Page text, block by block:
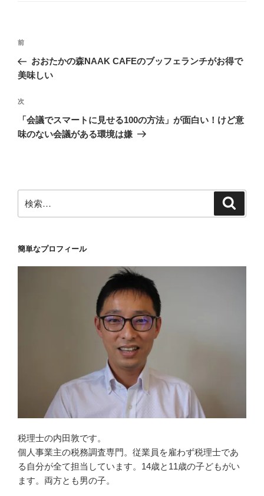
投
ナ
ゲ
ー
シ
前
の
投
前
おおたかの森NAAK CAFEのブッフェランチがお得で
美味しい
次
の
投
次
「会議でスマートに見せる100の方法」が面白い！けど意
味のない会議がある環境は嫌
索:
簡単なプロフィール
税理士の内田敦です。
個人事業主の税務調査専門。従業員を雇わず税理士であ
る自分が全て担当しています。14歳と11歳の子どもがい
ます。両方とも男の子。